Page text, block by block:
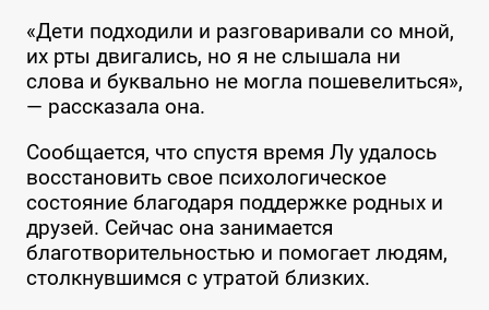
«Дети подходили и разговаривали со мной,
их рты двигались, но я не слышала ни
слова и буквально не могла пошевелиться»,
— рассказала она.
Сообщается, что спустя время Лу удалось
восстановить свое психологическое
состояние благодаря поддержке родных и
друзей. Сейчас она занимается
благотворительностью и помогает людям,
столкнувшимся с утратой близких.